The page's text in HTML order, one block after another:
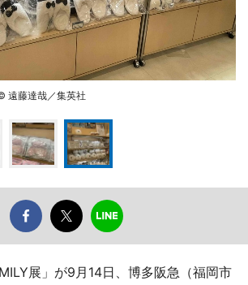
遠藤達哉／集英社
展」が9月14日、博多阪急（福岡市